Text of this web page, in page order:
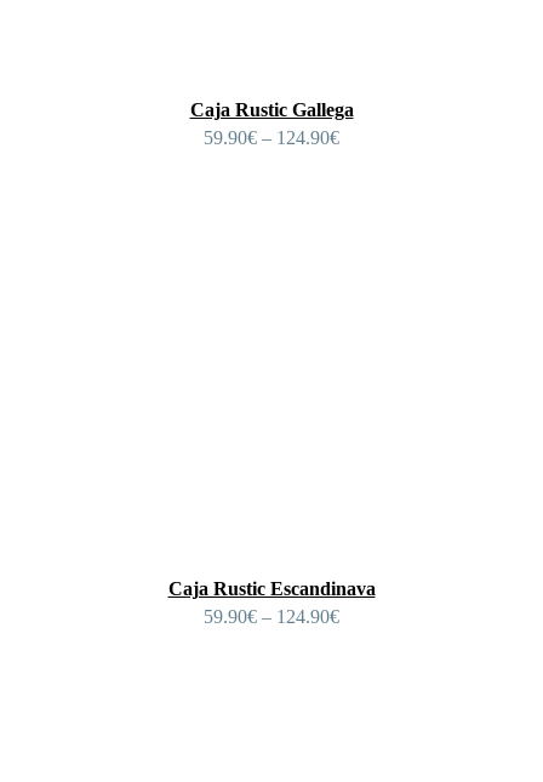
Caja Rustic Gallega
59.90€ – 124.90€
Caja Rustic Escandinava
59.90€ – 124.90€